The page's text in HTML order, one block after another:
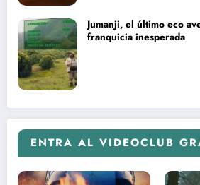
Jumanji, el último eco
franquicia inesperada
ENTRA AL VIDEOCLUB